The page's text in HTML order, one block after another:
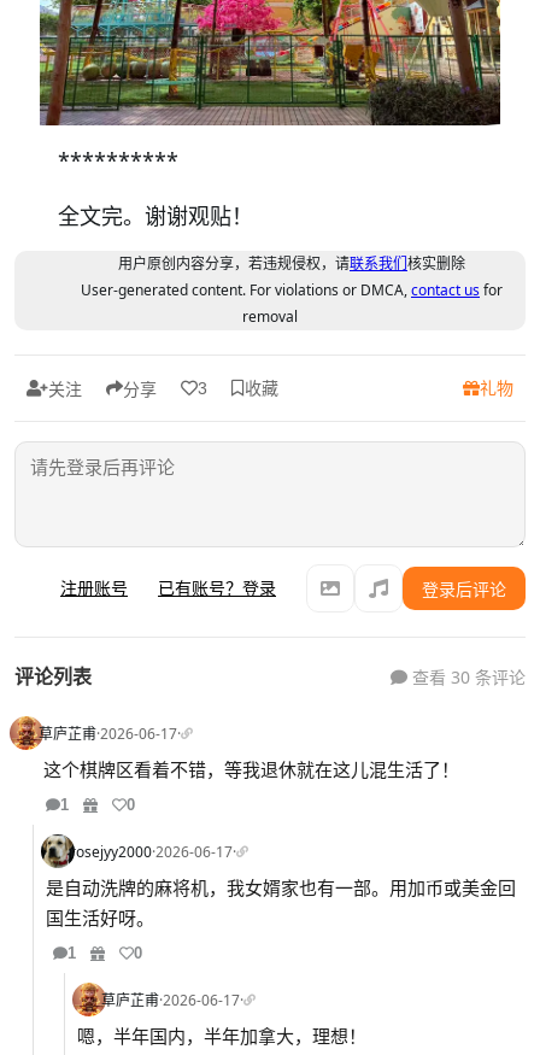
**********
全文完。谢谢观贴！
用户原创内容分享，若违规侵权，请联系我们核实删除
User-generated content. For violations or DMCA,contact usfor
removal
关注 分享 3 收藏 礼物
注册账号 已有账号？登录 登录后评论
评论列表 查看 30 条评论
草庐芷甫·2026-06-17·
这个棋牌区看着不错，等我退休就在这儿混生活了！
1 0
rosejyy2000·2026-06-17·
是自动洗牌的麻将机，我女婿家也有一部。用加币或美金回
国生活好呀。
1 0
草庐芷甫·2026-06-17·
嗯，半年国内，半年加拿大，理想！